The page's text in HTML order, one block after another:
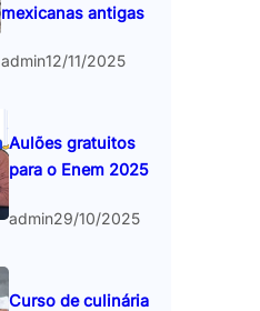
mexicanas antigas
admin12/11/2025
Aulões gratuitos
para o Enem 2025
admin29/10/2025
Curso de culinária